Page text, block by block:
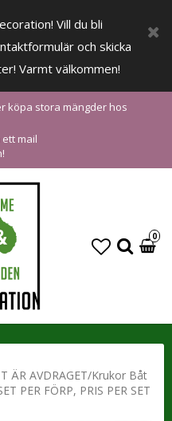
Vill du bli
och skicka
Varmt välkommen!
köpa stora mängder hos
mail
0
ÄR AVDRAGET/Krukor Båt
PER FÖRP, PRIS PER SET